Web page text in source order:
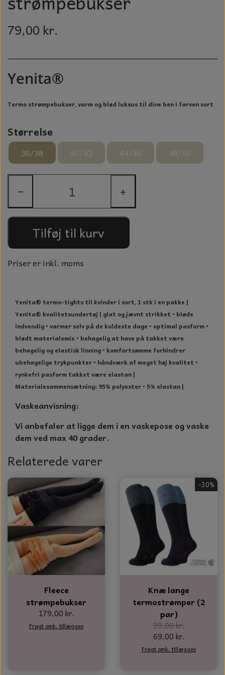
GLAS KUGLER
GLAS KRYSTALLER OG ORNAMENTER
MAD OG HYGGE
VINDSPIL
LAMPESKÆRME TIL VINGLAS
HAMAM HÅNDKLÆDER
KERAMIK HUSNUMRE
HAVE PYNT
DUFTLYS
NOTES OG GÆSTEBØGER
CANDLE HOUSES
DUFTBLOKKE OG TILBEHØR
KERAMIK BLOMSTER
79,00 kr.
Yenita®
Termo strømpebukser, varm og blød luksus til dine ben i farven sort
Størrelse
36/38 40/42 44/46 48/50
− +
Tilføj til kurv
Priser er inkl. moms
Yenita® termo-tights til kvinder i sort, 1 stk i en pakke |
Yenita® kvalitetsundertøj | glat og jævnt strikket • bløde
indvendig • varmer selv på de koldeste dage • optimal pasform •
blødt materialemix • behagelig at have på takket være
behagelig og elastisk linning • komfortsømme forhindrer
ubehagelige trykpunkter • håndværk af meget høj kvalitet •
rynkefri pasform takket være elastan |
Materialesammensætning: 95% polyester • 5% elastan |
Vaskeanvisning:
Vi anbefaler at ligge dem i en vaskepose og vaske
dem ved max 40 grader.
Relaterede varer
Fleece
strømpebukser
179,00 kr.
Fragt omk. tillægges
-30%
Knæ lange
termostrømper (2
par)
99,00 kr.
69,00 kr.
Fragt omk. tillægges